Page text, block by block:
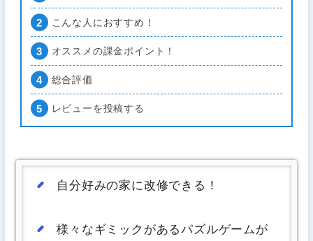
こんな人におすすめ！
オススメの課金ポイント！
総合評価
レビューを投稿する
自分好みの家に改修できる！
様々なギミックがあるパズルゲームが